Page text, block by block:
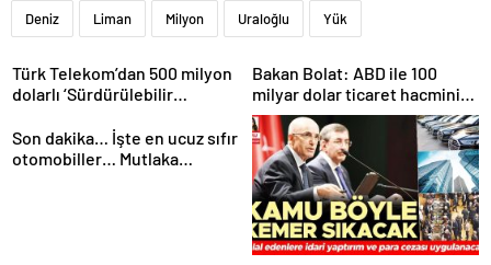
Deniz Liman Milyon Uraloğlu Yük
Türk Telekom’dan 500 milyon
dolarlı ‘Sürdürülebilir
Bakan Bolat: ABD ile 100
milyar dolar ticaret hacmini
gerçekleştirebiliriz
Son dakika… İşte en ucuz sıfır
otomobiller… Mutlaka